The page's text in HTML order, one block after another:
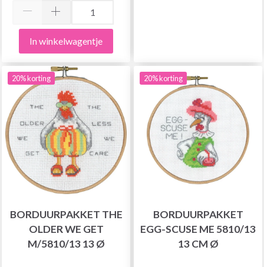
In winkelwagentje
20% korting
BORDUURPAKKET THE
OLDER WE GET
M/5810/13 13 Ø
20% korting
BORDUURPAKKET
EGG-SCUSE ME 5810/13
13 CM Ø